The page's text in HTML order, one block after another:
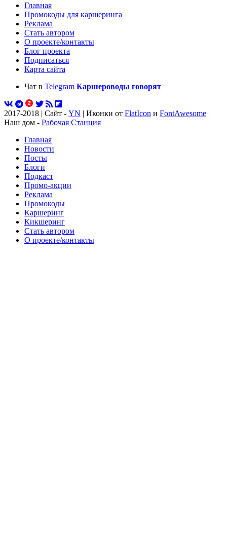
Главная
Промокоды для каршеринга
Реклама
Стать автором
О проекте/контакты
Блог проекта
Подписаться
Карта сайта
Чат в Telegram Каршероводы говорят
2017-2018 | Сайт - YN | Иконки от FlatIcon и FontAwesome |
Наш дом - Рабочая Станция
Главная
Новости
Посты
Блоги
Подкаст
Промо-акции
Реклама
Промокоды
Каршеринг
Кикшеринг
Стать автором
О проекте/контакты